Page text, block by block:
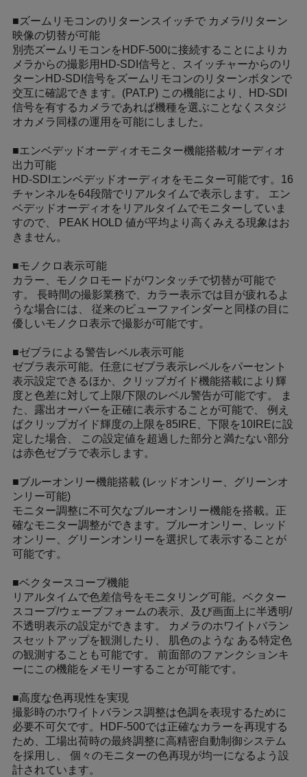
■ズームリモコンのリターンスイッチで カメラ/リターン
映像の切替が可能
別売ズームリモコンをHDF-500に接続することによりカ
メラからの撮影用HD-SDI信号と、スイッチャーからのリ
ターンHD-SDI信号をズームリモコンのリターンボタンで
交互に確認できます。(PAT.P) この機能により、HD-SDI
信号を有するカメラであれば機種を選ぶことなくスタジ
オカメラ同様の運用を可能にしました。
■エンベデッドオーディオモニター機能搭載/オーディオ
出力可能
HD-SDIエンベデッドオーディオをモニター可能です。16
チャンネルを64段階でリアルタイムで表示します。 エン
ベデッドオーディオをリアルタイムでモニターしていま
すので、 PEAK HOLD 値が平均より高くみえる現象はお
きません。
■モノクロ表示可能
カラー、モノクロモードがワンタッチで切替が可能で
す。 長時間の撮影業務で、カラー表示では目が疲れるよ
うな場合には、 従来のビューファインダーと同様の目に
優しいモノクロ表示で撮影が可能です。
■ゼブラによる警告レベル表示可能
ゼブラ表示可能。任意にゼブラ表示レベルをパーセント
表示設定できるほか、クリップガイド機能搭載により輝
度と色差に対して上限/下限のレベル警告が可能です。 ま
た、露出オーバーを正確に表示することが可能で、 例え
ばクリップガイド輝度の上限を85IRE、下限を10IREに設
定した場合、 この設定値を超過した部分と満たない部分
は赤色ゼブラで表示します。
■ブルーオンリー機能搭載 (レッドオンリー、グリーンオ
ンリー可能)
モニター調整に不可欠なブルーオンリー機能を搭載。正
確なモニター調整ができます。ブルーオンリー、レッド
オンリー、グリーンオンリーを選択して表示することが
可能です。
■ベクタースコープ機能
リアルタイムで色差信号をモニタリング可能。ベクター
スコープ/ウェーブフォームの表示、及び画面上に半透明/
不透明表示の設定ができます。 カメラのホワイトバラン
スセットアップを観測したり、 肌色のような ある特定色
の観測することも可能です。 前面部のファンクションキ
ーにこの機能をメモリーすることが可能です。
■高度な色再現性を実現
撮影時のホワイトバランス調整は色調を表現するために
必要不可欠です。HDF-500では正確なカラーを再現する
ため、工場出荷時の最終調整に高精密自動制御システム
を採用し、 個々のモニターの色再現が均一になるよう設
計されています。